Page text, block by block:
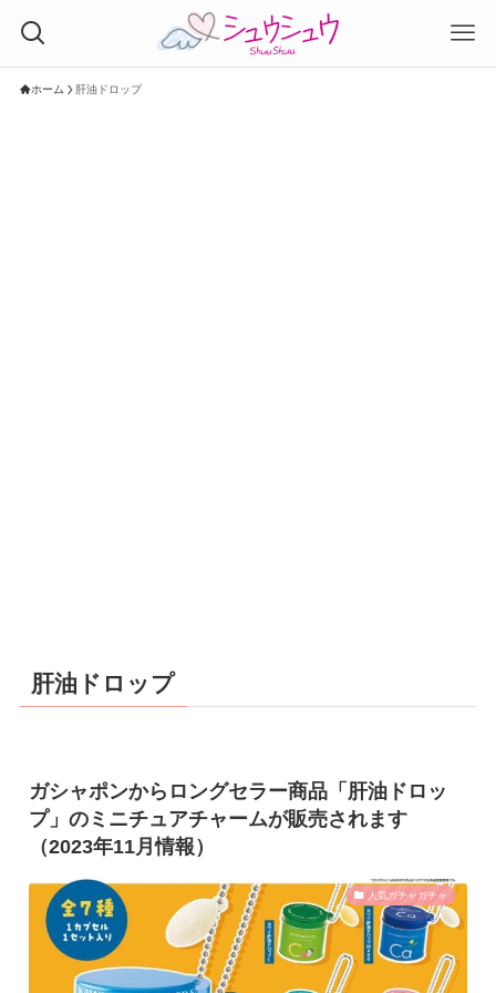
ホーム 肝油ドロップ
肝油ドロップ
ガシャポンからロングセラー商品「肝油ドロッ
プ」のミニチュアチャームが販売されます
（2023年11月情報）
人気ガチャガチャ